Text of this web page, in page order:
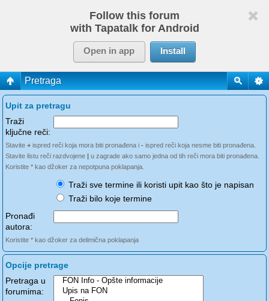
Follow this forum
with Tapatalk for Android
Open in app Install
Pretraga
Upit za pretragu
Traži
ključne reči:
Stavite + ispred reči koja mora biti pronađena i - ispred reči koja nesme biti pronađena.
Stavite listu reči razdvojene | u zagrade ako samo jedna od tih reči mora biti pronađena.
Koristite * kao džoker za nepotpuna poklapanja.
Traži sve termine ili koristi upit kao što je napisan
Traži bilo koje termine
Pronađi
autora:
Koristite * kao džoker za delimična poklapanja
Opcije pretrage
Pretraga u
forumima: